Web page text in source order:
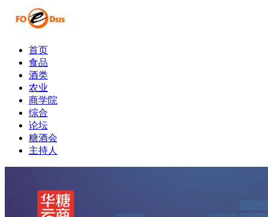
首页
食品
酒类
农业
商学院
综合
论坛
糖酒会
主持人